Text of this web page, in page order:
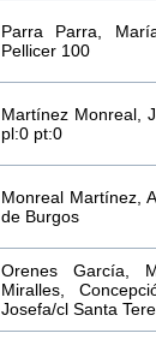
Parra Parra,
Pellicer 100
Martínez Monreal,
pl:0 pt:0
Monreal Martínez,
de Burgos
Orenes García,
Miralles,
Josefa/cl Santa